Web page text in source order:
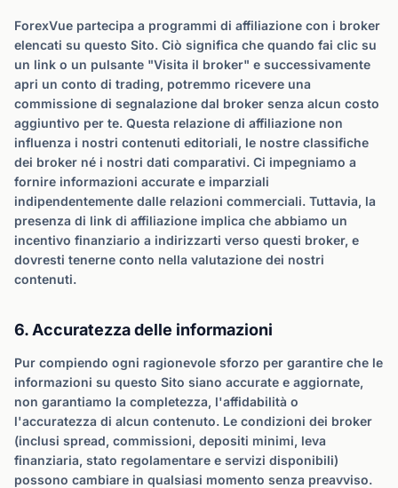
ForexVue partecipa a programmi di affiliazione con i broker
elencati su questo Sito. Ciò significa che quando fai clic su
un link o un pulsante "Visita il broker" e successivamente
apri un conto di trading, potremmo ricevere una
commissione di segnalazione dal broker senza alcun costo
aggiuntivo per te. Questa relazione di affiliazione non
influenza i nostri contenuti editoriali, le nostre classifiche
dei broker né i nostri dati comparativi. Ci impegniamo a
fornire informazioni accurate e imparziali
indipendentemente dalle relazioni commerciali. Tuttavia, la
presenza di link di affiliazione implica che abbiamo un
incentivo finanziario a indirizzarti verso questi broker, e
dovresti tenerne conto nella valutazione dei nostri
contenuti.
6. Accuratezza delle informazioni
Pur compiendo ogni ragionevole sforzo per garantire che le
informazioni su questo Sito siano accurate e aggiornate,
non garantiamo la completezza, l'affidabilità o
l'accuratezza di alcun contenuto. Le condizioni dei broker
(inclusi spread, commissioni, depositi minimi, leva
finanziaria, stato regolamentare e servizi disponibili)
possono cambiare in qualsiasi momento senza preavviso.